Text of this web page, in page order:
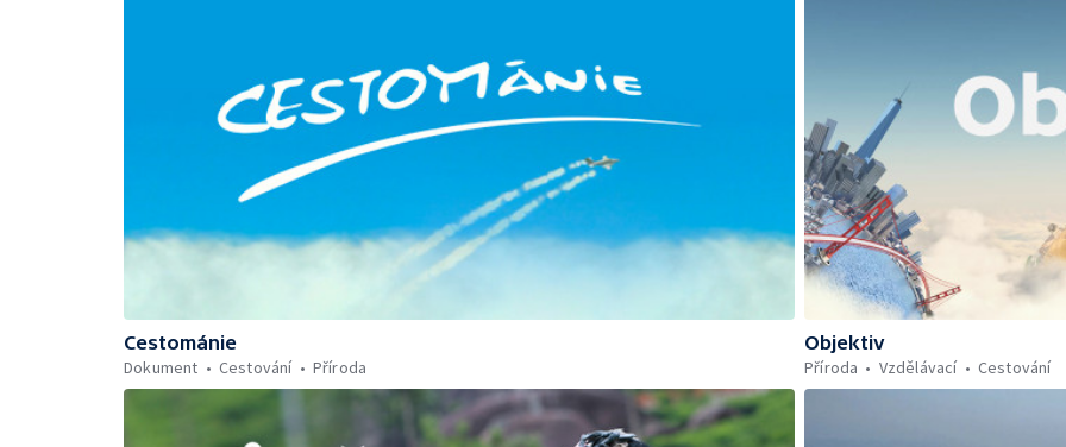
Cestománie
Dokument
Cestování Příroda
Objektiv
Příroda
Vzdělávací Cestování